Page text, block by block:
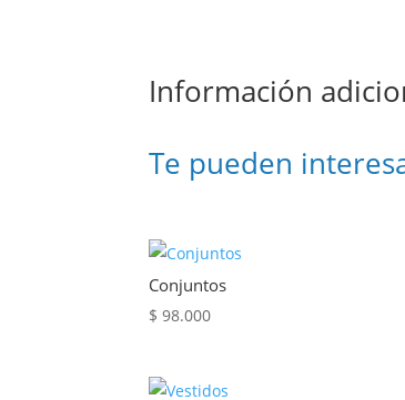
Información
Te pueden
Conjuntos
$ 98.000